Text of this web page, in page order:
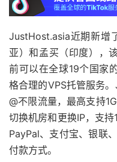
JustHost.asia近期新增
亚）和孟买（印度），
前可以在全球19个国家
格合理的VPS托管服务
@不限流量，最高支持
切换机房和更换IP，支持
PayPal、支付宝、银联
付款方式。